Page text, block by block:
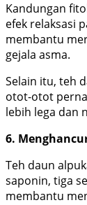
Kandungan
efek relaksasi
membantu
gejala asma.
Selain itu, teh
otot-otot
lebih lega dan
6.
Teh daun
saponin, tiga
membantu